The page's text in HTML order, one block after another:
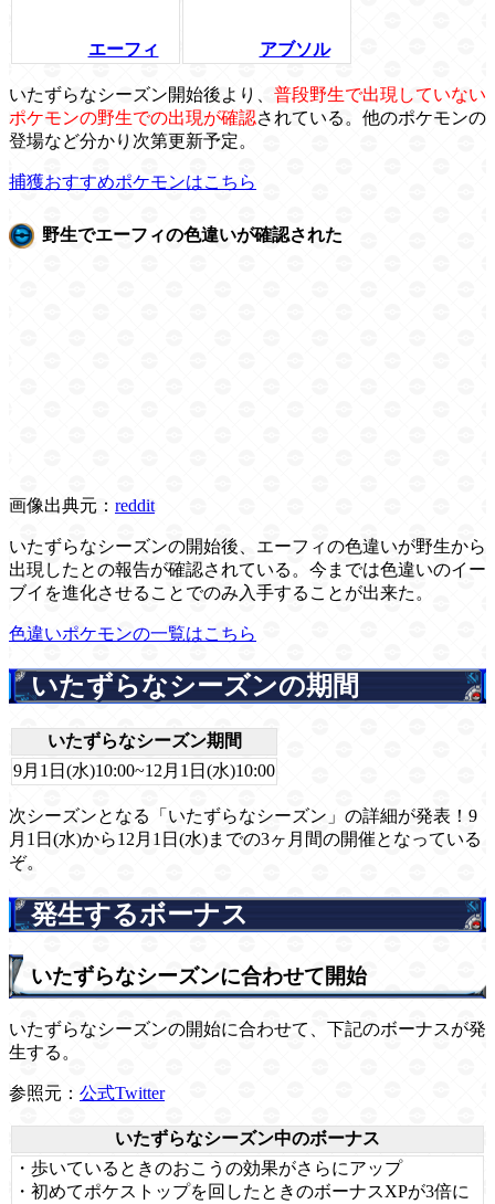
エーフィ アブソル
いたずらなシーズン開始後より、 普段野生で出現していない
ポケモンの野生での出現が確認されている。他のポケモンの
登場など分かり次第更新予定。
捕獲おすすめポケモンはこちら
野生でエーフィの色違いが確認された
画像出典元： reddit
いたずらなシーズンの開始後、エーフィの色違いが野生から
出現したとの報告が確認されている。今までは色違いのイー
ブイを進化させることでのみ入手することが出来た。
色違いポケモンの一覧はこちら
いたずらなシーズンの期間
いたずらなシーズン期間
9月1日(水)10:00~12月1日(水)10:00
次シーズンとなる「いたずらなシーズン」の詳細が発表！9
月1日(水)から12月1日(水)までの3ヶ月間の開催となっている
ぞ。
発生するボーナス
いたずらなシーズンに合わせて開始
いたずらなシーズンの開始に合わせて、下記のボーナスが発
生する。
参照元： 公式Twitter
いたずらなシーズン中のボーナス
・歩いているときのおこうの効果がさらにアップ
・初めてポケストップを回したときのボーナスXPが3倍に